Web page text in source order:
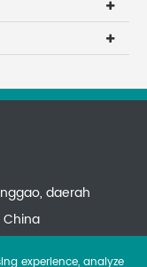
daerah
China
experience, analyze